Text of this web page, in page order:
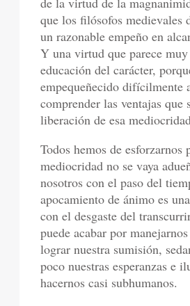
que los filósofos medievales
un razonable empeño en
Y una virtud que parece
educación del carácter,
empequeñecido difícilmente
comprender las ventajas que
liberación de esa
Todos hemos de esforzarnos
mediocridad no se vaya
nosotros con el paso del
apocamiento de ánimo es
con el desgaste del
puede acabar por
lograr nuestra sumisión,
poco nuestras esperanzas e
hacernos casi subhumanos.